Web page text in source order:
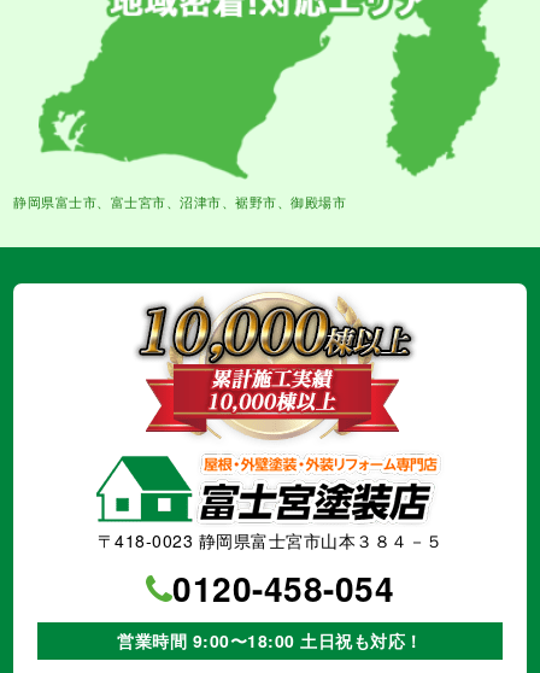
静岡県富士市、富士宮市、沼津市、裾野市、御殿場市
〒418-0023 静岡県富士宮市山本３８４－５
0120-458-054
営業時間 9:00〜18:00 土日祝も対応！